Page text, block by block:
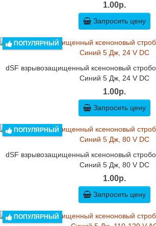
1.00р.
Запросить цену
ПОПУЛЯРНЫЙ
dSF взрывозащищенный ксеноновый
Синий 5 Дж, 24 V DC
1.00р.
Запросить цену
ПОПУЛЯРНЫЙ
dSF взрывозащищенный ксеноновый
Синий 5 Дж, 80 V DC
1.00р.
Запросить цену
ПОПУЛЯРНЫЙ